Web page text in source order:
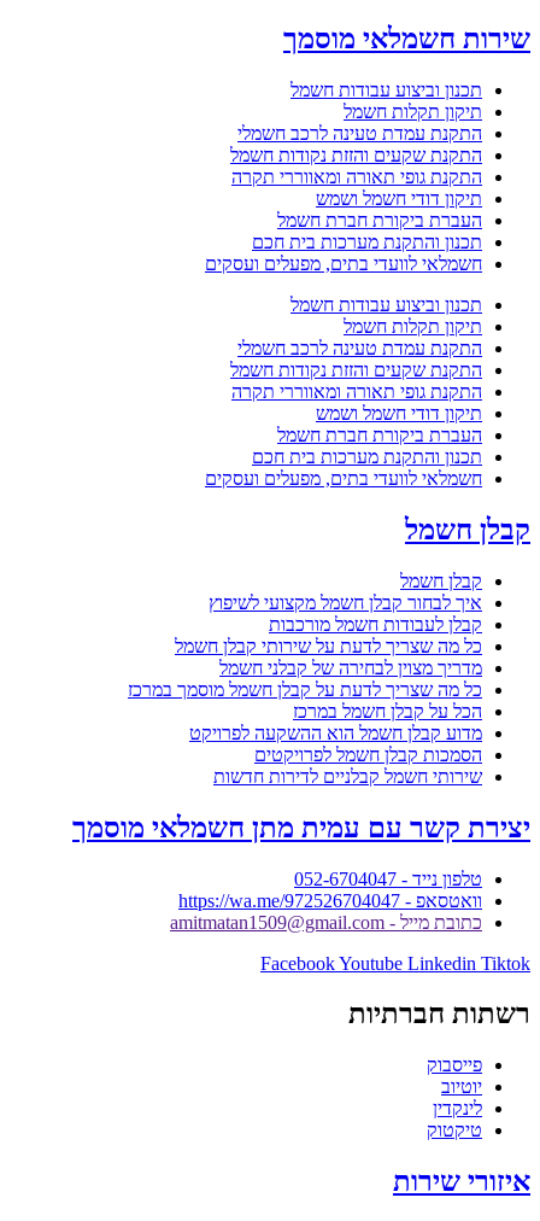
שירות חשמלאי מוסמך
תכנון וביצוע עבודות חשמל
תיקון תקלות חשמל
התקנת עמדת טעינה לרכב חשמלי
התקנת שקעים והזזת נקודות חשמל
התקנת גופי תאורה ומאווררי תקרה
תיקון דודי חשמל ושמש
העברת ביקורת חברת חשמל
תכנון והתקנת מערכות בית חכם
חשמלאי לוועדי בתים, מפעלים ועסקים
תכנון וביצוע עבודות חשמל
תיקון תקלות חשמל
התקנת עמדת טעינה לרכב חשמלי
התקנת שקעים והזזת נקודות חשמל
התקנת גופי תאורה ומאווררי תקרה
תיקון דודי חשמל ושמש
העברת ביקורת חברת חשמל
תכנון והתקנת מערכות בית חכם
חשמלאי לוועדי בתים, מפעלים ועסקים
קבלן חשמל
קבלן חשמל
איך לבחור קבלן חשמל מקצועי לשיפוץ
קבלן לעבודות חשמל מורכבות
כל מה שצריך לדעת על שירותי קבלן חשמל
מדריך מצוין לבחירה של קבלני חשמל
כל מה שצריך לדעת על קבלן חשמל מוסמך במרכז
הכל על קבלן חשמל במרכז
מדוע קבלן חשמל הוא ההשקעה לפרויקט
הסמכות קבלן חשמל לפרויקטים
שירותי חשמל קבלניים לדירות חדשות
יצירת קשר עם עמית מתן חשמלאי מוסמך
טלפון נייד - 052-6704047
וואטסאפ - https://wa.me/972526704047
כתובת מייל - amitmatan1509@gmail.com
FacebookYoutube Linkedin Tiktok
רשתות חברתיות
פייסבוק
יוטיוב
לינקדין
טיקטוק
איזורי שירות